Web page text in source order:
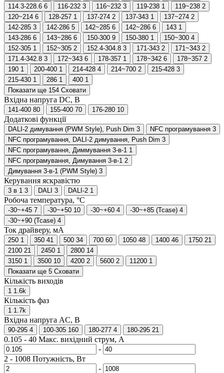
114.3-228.6 6 116-232 3 116~232 3 119-238 1 119~238 2
120~214 6 128-257 1 137-274 2 137-343 1 137~274 2
142-285 3 142-286 5 142~285 6 142~286 6 143 1
143-286 6 143~286 6 150-300 9 150-380 1 150~300 4
152-305 1 152~305 2 152.4-304.8 3 171-343 2 171~343 2
171.4-342.8 3 172~343 6 178-357 1 178~342 6 178~357 2
190 1 200-400 1 214-428 4 214~700 2 215-428 3
215-430 1 286 1 400 1
Показати ще 154 Сховати
Вхідна напруга DC, В
141-400 80 155-400 70 176-280 10
Додаткові функції
DALI-2 димування (PWM Style), Push Dim 3 NFC програмування 3
NFC програмування, DALI-2 димування, Push Dim 3
NFC програмування, Диммування 3-в-1 1
NFC програмування, Димування 3-в-1 2
Димування 3-в-1 (PWM Style) 3
Керування яскравістю
3 в 1 3 DALI 3 DALI-2 1
Робоча температура, °C
-30~+45 7 -30~+50 10 -30~+60 4 -30~+85 (Tcase) 4
-30~+90 (Tcase) 4
Ток драйверу, мА
250 1 350 41 500 34 700 60 1050 48 1400 46 1750 21
2100 21 2450 1 2800 14
3150 1 3500 10 4200 2 5600 2 11200 1
Показати ще 5 Сховати
Кількість виходів
1 1.6k
Кількість фаз
1 1.7k
Вхідна напруга AC, В
90-295 4 100-305 160 180-277 4 180-295 21
0.105 - 40 Макс. вихідний струм, А
-
2 - 1008 Потужність, Вт
-